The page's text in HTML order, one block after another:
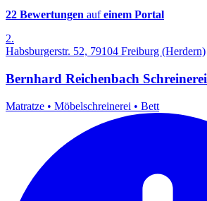
22 Bewertungen aufeinem Portal
2.
Habsburgerstr. 52, 79104 Freiburg (Herdern)
Bernhard Reichenbach Schreinerei
Matratze • Möbelschreinerei • Bett